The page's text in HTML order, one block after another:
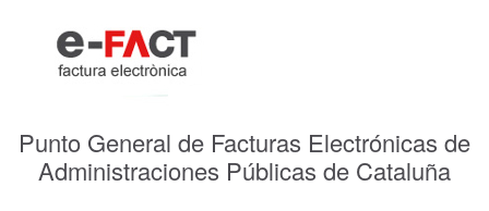
Punto General de Facturas Electrónicas de
Administraciones Públicas de Cataluña